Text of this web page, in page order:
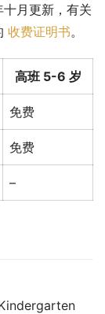
月更新，有关
收费证明书。
高班 5-6 岁
免费
免费
–